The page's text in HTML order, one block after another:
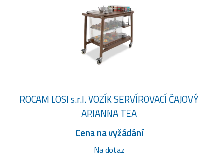
ROCAM LOSI s.r.l. VOZÍK SERVÍROVACÍ ČAJOVÝ
ARIANNA TEA
Cena na vyžádání
Na dotaz